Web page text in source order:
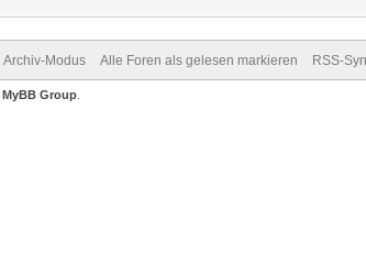
Archiv-Modus Alle Foren als gelesen markieren RSS-
MyBB Group.